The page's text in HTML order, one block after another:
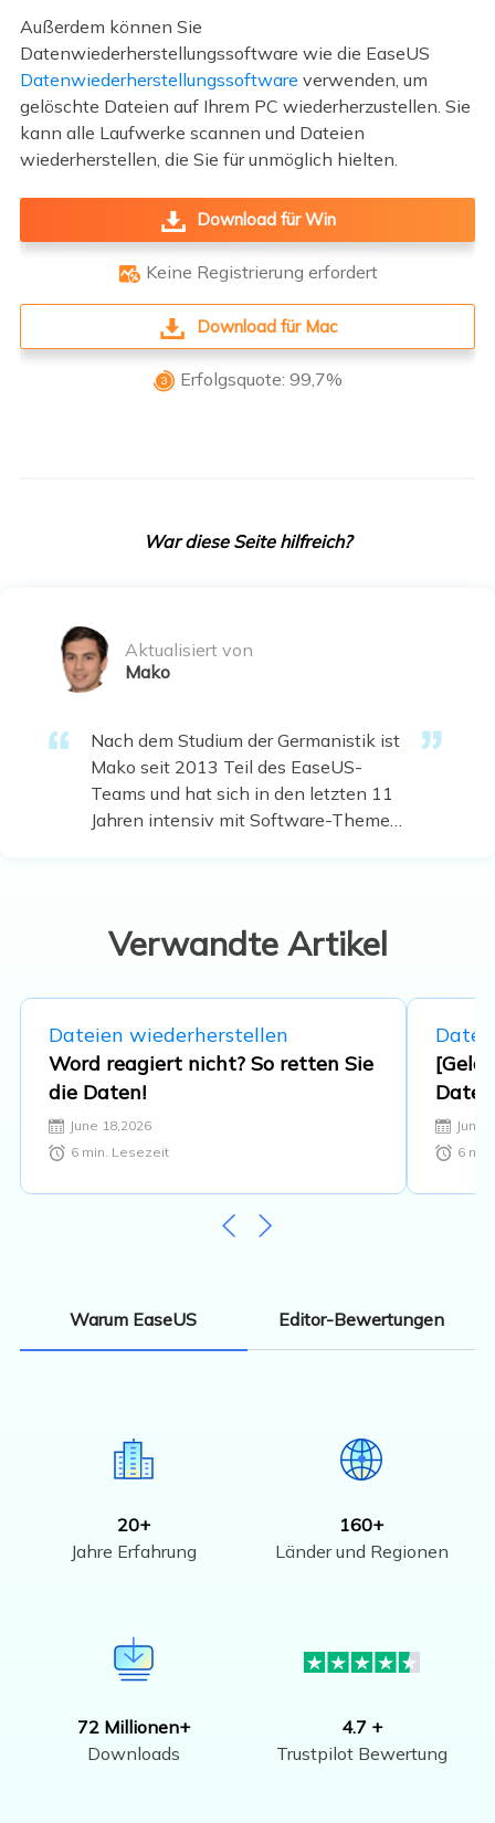
Außerdem können Sie
Datenwiederherstellungssoftware wie die EaseUS
Datenwiederherstellungssoftware verwenden, um
gelöschte Dateien auf Ihrem PC wiederherzustellen. Sie
kann alle Laufwerke scannen und Dateien
wiederherstellen, die Sie für unmöglich hielten.
Download für Win
 Keine Registrierung erfordert
Download für Mac
 Erfolgsquote: 99,7%
War diese Seite hilfreich?
Aktualisiert von
Mako
Nach dem Studium der Germanistik ist
Mako seit 2013 Teil des EaseUS-
Teams und hat sich in den letzten 11
Jahren intensiv mit Software-Themen
Multimedia-Software. …
Verwandte Artikel
Dateien wiederherstellen
Word reagiert nicht? So retten Sie
die Daten!
June 18,2026
6min. Lesezeit
June
6
Warum EaseUS Editor-Bewertungen
20+
Jahre Erfahrung
160+
Länder und Regionen
72 Millionen+
Downloads
4.7 +
Trustpilot Bewertung